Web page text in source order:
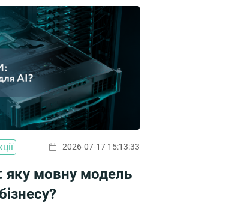
2026-07-17 15:13:33
яку мовну модель